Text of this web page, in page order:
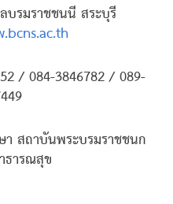
บรมราชชนนี สระบุรี
/ 084-3846782 / 089-
สถาบันพระบรมราชชนก
ธารณสุข